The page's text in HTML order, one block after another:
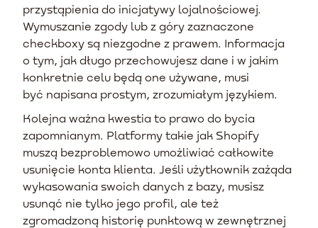
przystąpienia do inicjatywy lojalnościowej.
Wymuszanie zgody lub z góry zaznaczone
checkboxy są niezgodne z prawem. Informacja
o tym, jak długo przechowujesz dane i w jakim
konkretnie celu będą one używane, musi
być napisana prostym, zrozumiałym językiem.
Kolejna ważna kwestia to prawo do bycia
zapomnianym. Platformy takie jak Shopify
muszą bezproblemowo umożliwiać całkowite
usunięcie konta klienta. Jeśli użytkownik zażąda
wykasowania swoich danych z bazy, musisz
usunąć nie tylko jego profil, ale też
zgromadzoną historię punktową w zewnętrznej